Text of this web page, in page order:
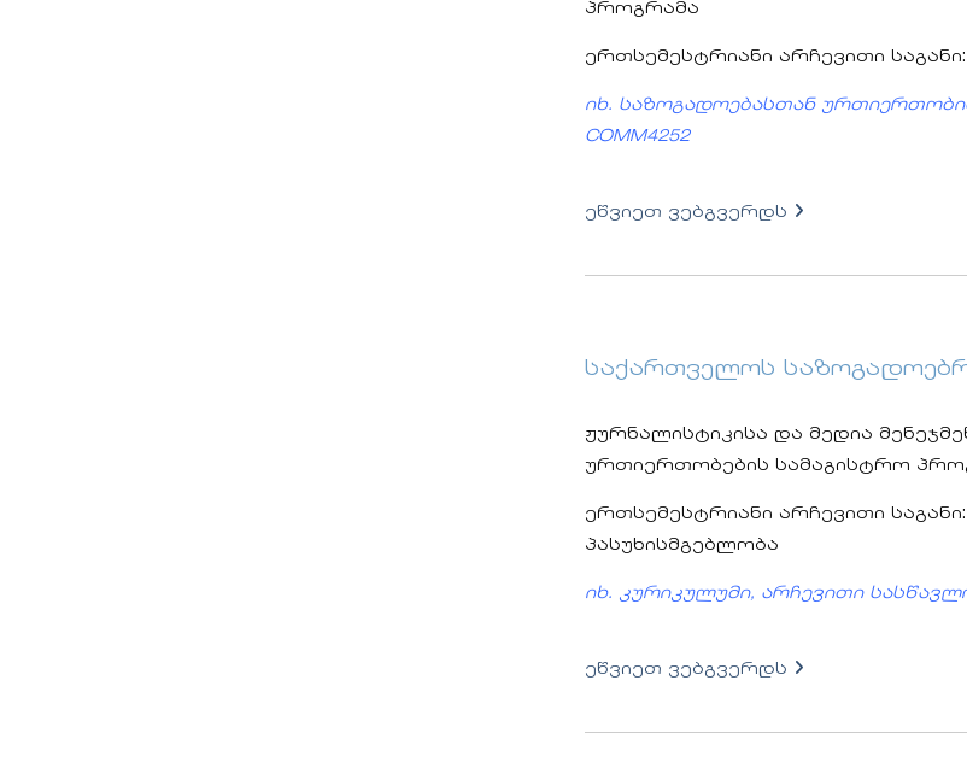
პროგრამა
ერთსემესტრიანი არჩევითი
იხ. საზოგადოებასთან
COMM4252
ეწვიეთ ვებგვერდს
საქართველოს
ჟურნალისტიკისა და მედია
ურთიერთობების სამაგისტრო
ერთსემესტრიანი არჩევითი
პასუხისმგებლობა
იხ. კურიკულუმი, არჩევითი
ეწვიეთ ვებგვერდს